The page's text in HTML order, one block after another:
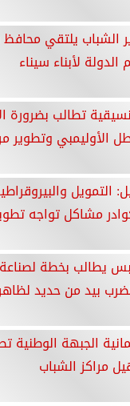
الشباب يلتقي
الدولة لأبناء سيناء
تطالب بضرورة
الأوليمبي وتطوير
التمويل
مشاكل تواجه
يطالب بخطة
بيد من حديد
الجبهة الوطنية
مراكز الشباب